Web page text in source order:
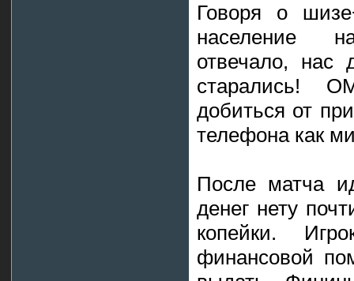
Говоря о
население
отвечало,
старались!
добиться от
телефона как
После матча
денег нету
копейки.
финансовой